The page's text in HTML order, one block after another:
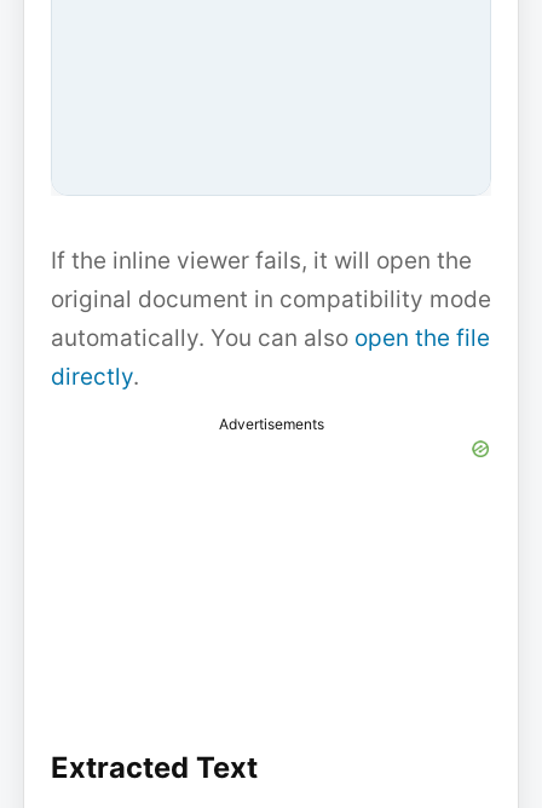
If the inline viewer fails, it will open the
original document in compatibility mode
automatically. You can also open the file
directly.
Advertisements
Extracted Text